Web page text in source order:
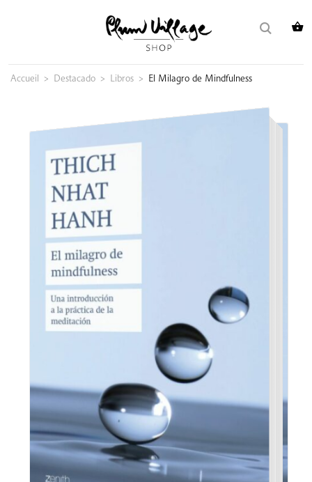
Accueil > Destacado > Libros > El Milagro de Mindfulness